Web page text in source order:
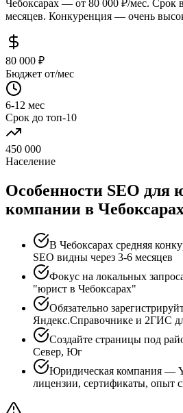
Чебоксарах — от 80 000 ₽/мес. Срок
месяцев. Конкуренция — очень
80 000 ₽
Бюджет от/мес
6-12 мес
Срок до топ-10
450 000
Население
Особенности SEO для
компании в
В Чебоксарах средняя
SEO видны через 3-6 месяцев
Фокус на локальных
"юрист в Чебоксарах"
Обязательно
Яндекс.Справочнике и 2ГИС
Создайте страницы под
Север, Юг
Юридическая компания —
лицензии, сертификаты, опыт